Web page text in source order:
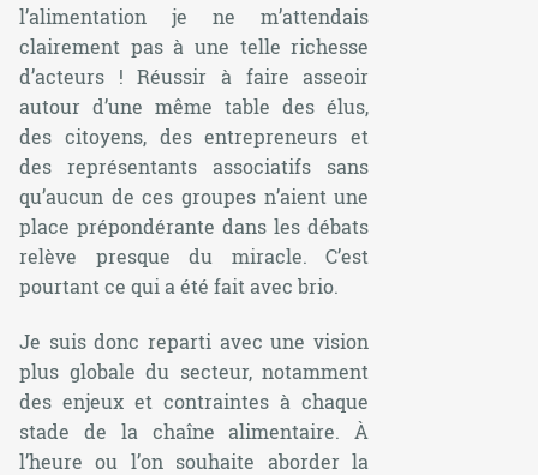
l’alimentation je ne m’attendais
clairement pas à une telle richesse
d’acteurs ! Réussir à faire asseoir
autour d’une même table des élus,
des citoyens, des entrepreneurs et
des représentants associatifs sans
qu’aucun de ces groupes n’aient une
place prépondérante dans les débats
relève presque du miracle. C’est
pourtant ce qui a été fait avec brio.
Je suis donc reparti avec une vision
plus globale du secteur, notamment
des enjeux et contraintes à chaque
stade de la chaîne alimentaire. À
l’heure ou l’on souhaite aborder la